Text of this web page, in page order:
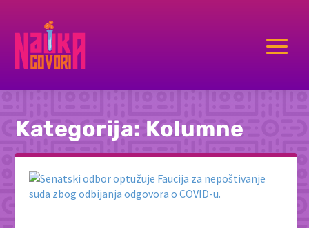
a
Kategorija: Kolumne